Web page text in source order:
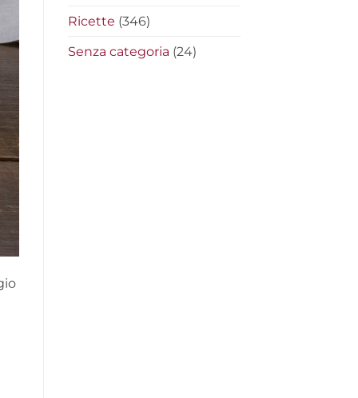
Ricette (346)
Senza categoria (24)